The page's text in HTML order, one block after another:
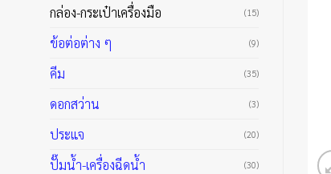
กล่อง-กระเป๋าเครื่องมือ (15)
ข้อต่อต่าง ๆ (9)
คีม (35)
ดอกสว่าน (3)
ประแจ (20)
ปั๊มน้ำ-เครื่องฉีดน้ำ (30)